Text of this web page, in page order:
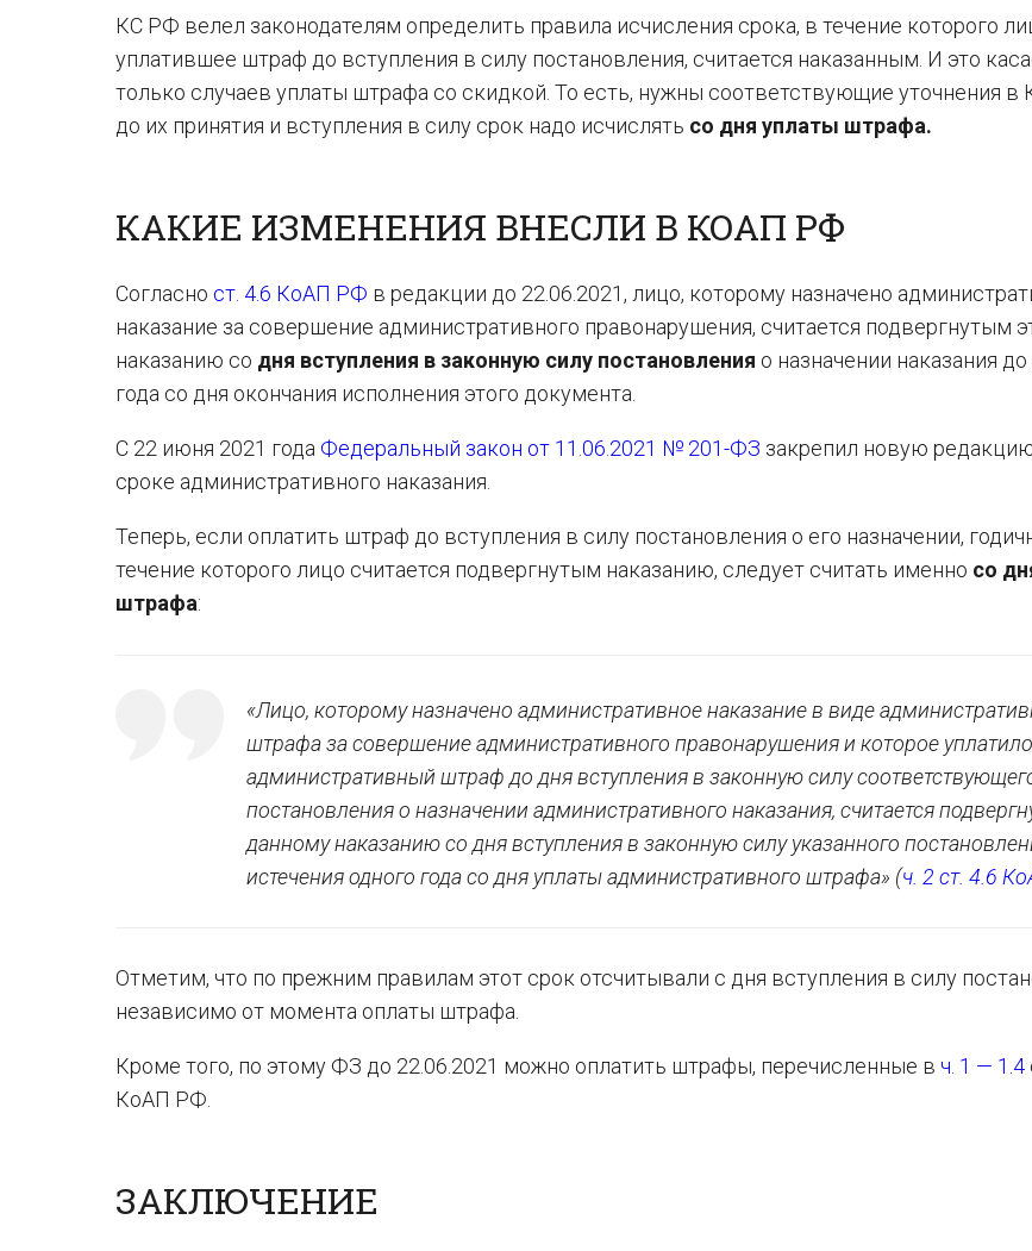
КС РФ велел законодателям определить правила исчисления срока, в течение которого
уплатившее штраф до вступления в силу постановления, считается наказанным. И это
только случаев уплаты штрафа со скидкой. То есть, нужны соответствующие уточнения
до их принятия и вступления в силу срок надо исчислять со дня уплаты штрафа.
КАКИЕ ИЗМЕНЕНИЯ ВНЕСЛИ В КОАП РФ
Согласно ст. 4.6 КоАП РФ в редакции до 22.06.2021, лицо, которому назначено
наказание за совершение административного правонарушения, считается подвергнутым
наказанию со дня вступления в законную силу постановления о назначении наказания до
года со дня окончания исполнения этого документа.
С 22 июня 2021 года Федеральный закон от 11.06.2021 № 201-ФЗ закрепил новую
сроке административного наказания.
Теперь, если оплатить штраф до вступления в силу постановления о его назначении,
течение которого лицо считается подвергнутым наказанию, следует считать именно со
штрафа:
«Лицо, которому назначено административное наказание в виде
штрафа за совершение административного правонарушения и которое уплатило
административный штраф до дня вступления в законную силу
постановления о назначении административного наказания, считается
данному наказанию со дня вступления в законную силу указанного
истечения одного года со дня уплаты административного штрафа» (ч. 2 ст. 4.6
Отметим, что по прежним правилам этот срок отсчитывали с дня вступления в силу
независимо от момента оплаты штрафа.
Кроме того, по этому ФЗ до 22.06.2021 можно оплатить штрафы, перечисленные в ч. 1 — 1.4
КоАП РФ.
ЗАКЛЮЧЕНИЕ